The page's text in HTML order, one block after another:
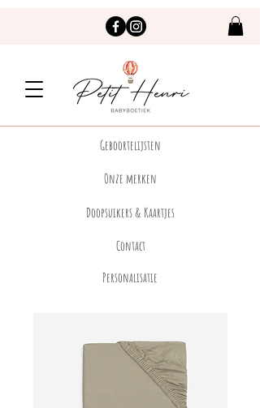
Geboortelijsten
Onze merken
Doopsuikers & Kaartjes
Contact
Personalisatie